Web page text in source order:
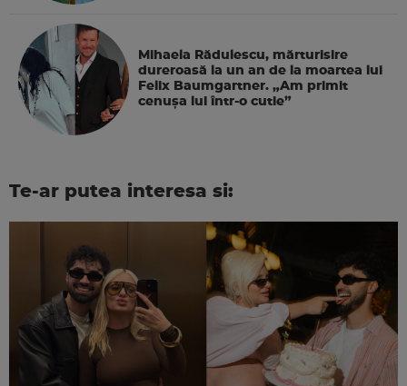
Mihaela Rădulescu, mărturisire
dureroasă la un an de la moartea lui
Felix Baumgartner. „Am primit
cenușa lui într-o cutie”
Te-ar putea interesa si: